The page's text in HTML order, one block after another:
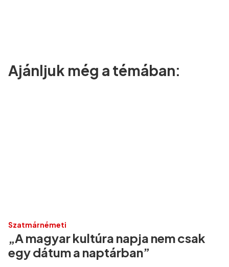
Ajánljuk még a témában:
Szatmárnémeti
„A magyar kultúra napja nem csak
egy dátum a naptárban”